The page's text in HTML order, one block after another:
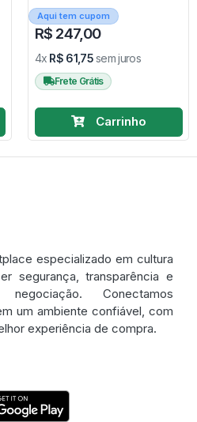
Aqui tem cupom
R$ 247,00
4x R$ 61,75sem juros
Frete Grátis
Carrinho
especializado em cultura
segurança, transparência e
Conectamos
um ambiente confiável, com
experiência de compra.